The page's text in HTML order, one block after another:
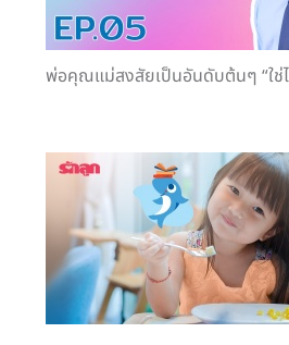
พ่อคุณแม่สงสัยเป็นอันดับต้นๆ “ใช่ไ